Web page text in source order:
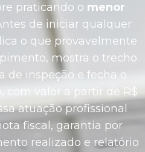
praticando o menor
de iniciar qualquer
o que provavelmente
mostra o trecho
de inspeção e fecha o
com valor a partir de R$
atuação profissional
fiscal, garantia por
realizado e relatório